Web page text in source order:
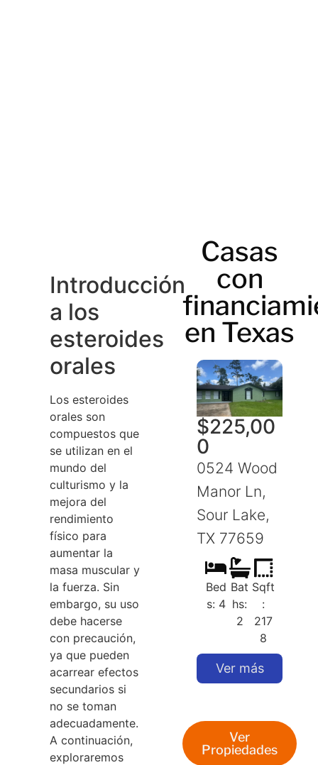
Introducción
a los
esteroides
orales
Los esteroides
orales son
compuestos que
se utilizan en el
mundo del
culturismo y la
mejora del
rendimiento
físico para
aumentar la
masa muscular y
la fuerza. Sin
embargo, su uso
debe hacerse
con precaución,
ya que pueden
acarrear efectos
secundarios si
no se toman
adecuadamente.
A continuación,
exploraremos
Casas
con
en Texas
$225,00
0
0524 Wood
Manor Ln,
Sour Lake,
TX 77659
Bed
s: 4
Bat
hs:
2
Sqft
:
217
8
Ver más
Ver
Propiedades